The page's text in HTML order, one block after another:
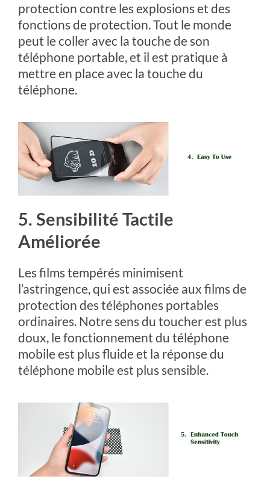
protection contre les explosions et des
fonctions de protection. Tout le monde
peut le coller avec la touche de son
téléphone portable, et il est pratique à
mettre en place avec la touche du
téléphone.
5. Sensibilité Tactile
Améliorée
Les films tempérés minimisent
l’astringence, qui est associée aux films de
protection des téléphones portables
ordinaires. Notre sens du toucher est plus
doux, le fonctionnement du téléphone
mobile est plus fluide et la réponse du
téléphone mobile est plus sensible.